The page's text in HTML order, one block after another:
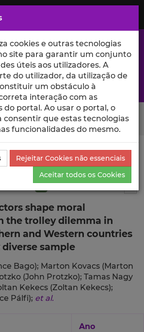
e ciência no Iscte
Descrição Detalhada da
shape moral
the trolley dilemma in
and Western countries
sample
Bago); Marton Kovacs (Marton
(John Protzko); Tamas Nagy
Kekecs (Zoltan Kekecs);
Pálfi); et al.
Ano
cookies e outras tecnologias
site para garantir um conjunto
úteis aos utilizadores. A
do utilizador, da utilização de
um obstáculo à
interação com as
do portal. Ao usar o portal, o
consentir que estas tecnologias
funcionalidades do mesmo.
Rejeitar Cookies não essenciais
Aceitar todos os Cookies